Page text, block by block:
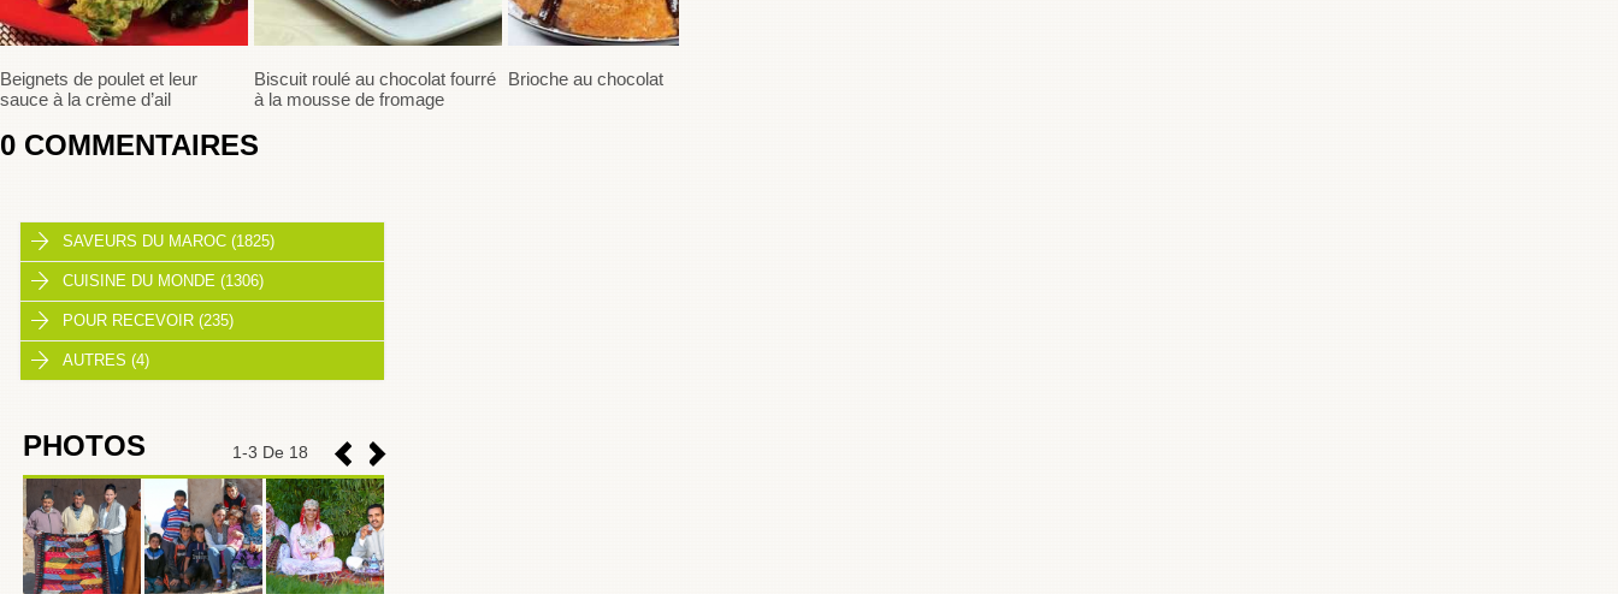
Beignets de poulet et leur
sauce à la crème d’ail
Biscuit roulé au chocolat fourré
à la mousse de fromage
Brioche au chocolat
0 COMMENTAIRES
SAVEURS DU MAROC (1825)
CUISINE DU MONDE (1306)
POUR RECEVOIR (235)
AUTRES (4)
1-3 De 18
PHOTOS